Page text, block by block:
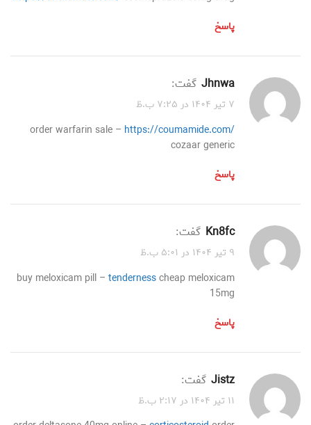
پاسخ
jhnwa گفت:
۷ تیر ۱۴۰۴ در ۷:۲۵ ب.ظ
order warfarin sale – https://coumamide.com/
cozaar generic
پاسخ
kn8fc گفت:
۹ تیر ۱۴۰۴ در ۵:۰۱ ب.ظ
buy meloxicam pill – tendernesscheap meloxicam
15mg
پاسخ
jistz گفت:
۱۱ تیر ۱۴۰۴ در ۲:۱۷ ب.ظ